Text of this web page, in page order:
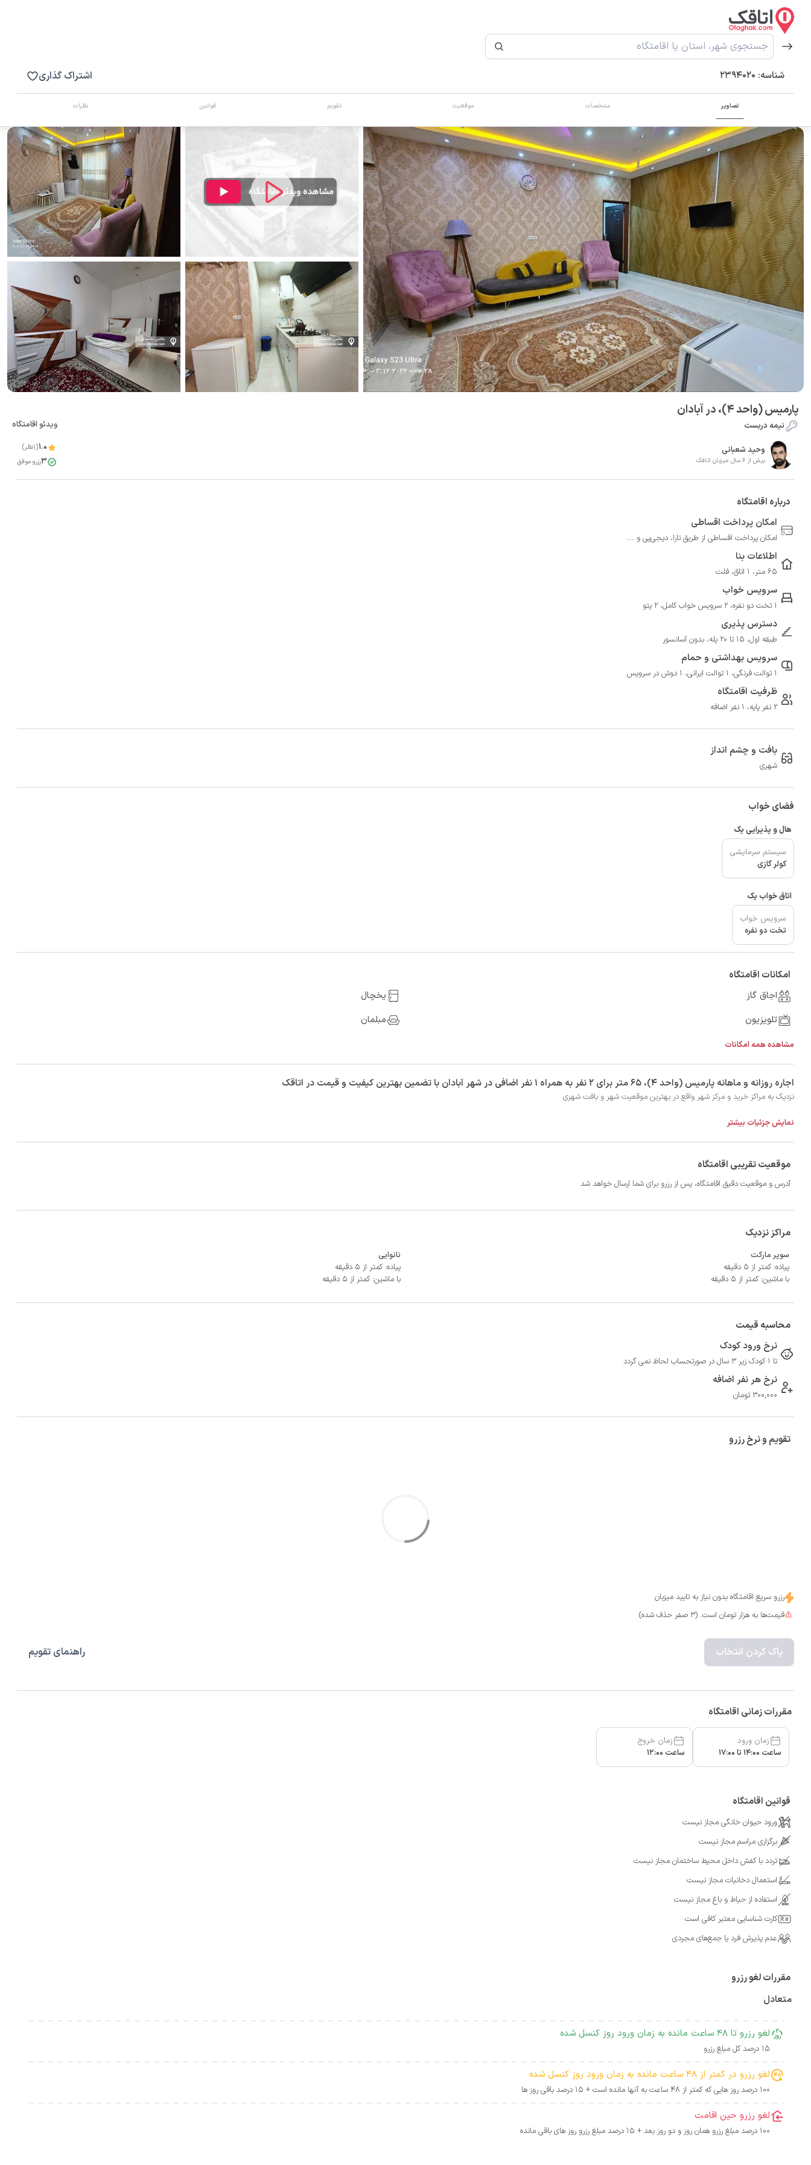
شناسه: 2394020
تصاویر مشخصات موقعیت تقویم قوانین نظرات
اشتراک گذاری
)
پارمیس (واحد 4)، در آبادان
نیمه دربست ویدئو اقامتگاه
وحید شعبانی
بیش از 6 سال میزبان اتاقک
1.0(1نظر)
3رزرو موفق
درباره اقامتگاه
امکان پرداخت اقساطی
امکان پرداخت اقساطی از طریق تارا، دیجی‌پی و ...
اطلاعات بنا
65 متر، 1 اتاق، فلت
سرویس خواب
1 تخت دو نفره، 2 سرویس خواب کامل، 2 پتو
دسترس پذیری
طبقه اول، 15 تا 20 پله، بدون آسانسور
سرویس بهداشتی و حمام
1 توالت فرنگی، 1 توالت ایرانی، 1 دوش در سرویس
ظرفیت اقامتگاه
2 نفر پایه، 1 نفر اضافه
بافت و چشم انداز
شهری
فضای خواب
هال و پذیرایی یک
سیستم سرمایشی
کولر گازی
اتاق خواب یک
سرویس خواب
تخت دو نفره
امکانات اقامتگاه
اجاق گاز
یخچال
تلویزیون
مبلمان
مشاهده همه امکانات
‫‫اجاره روزانه و ماهانه پارمیس (واحد 4)، 65 متر برای 2 نفر به همراه 1 نفر اضافی در شهر آبادان با تضمین بهترین کیفیت و قیمت در اتاقک
نمایش جزئیات بیشتر
موقعیت تقریبی اقامتگاه
آدرس و موقعیت دقیق اقامتگاه، پس از رزرو برای شما ارسال خواهد شد
مراکز نزدیک
سوپر مارکت
پیاده: کمتر از 5 دقیقه
با ماشین: کمتر از 5 دقیقه
نانوایی
پیاده: کمتر از 5 دقیقه
با ماشین: کمتر از 5 دقیقه
محاسبه قیمت
نرخ ورود کودک
تا 1 کودک زیر 3 سال در صورتحساب لحاظ نمی گردد
نرخ هر نفر اضافه
300,000 تومان
تقویم و نرخ رزرو
رزرو سریع اقامتگاه بدون نیاز به تایید میزبان
قیمت‌ها به هزار تومان است. (3 صفر حذف شده)
پاک کردن انتخاب راهنمای تقویم
مقررات زمانی اقامتگاه
زمان ورود
ساعت 14:00 تا 17:00
زمان خروج
ساعت 12:00
قوانین اقامتگاه
ورود حیوان خانگی مجاز نیست
برگزاری مراسم مجاز نیست
تردد با کفش داخل محیط ساختمان مجاز نیست
استعمال دخانیات مجاز نیست
استفاده از حیاط و باغ مجاز نیست
کارت شناسایی معتبر کافی است
عدم پذیرش فرد یا جمع‌های مجردی
مقررات لغو رزرو
متعادل
لغو رزرو تا 48 ساعت مانده به زمان ورود روز کنسل شده
15 درصد کل مبلغ رزرو
لغو رزرو در کمتر از 48 ساعت مانده به زمان ورود روز کنسل شده
100 درصد روز هایی که کمتر از 48 ساعت به آنها مانده است + 15 درصد باقی روز ها
لغو رزرو حین اقامت
100 درصد مبلغ رزرو همان روز و دو روز بعد + 15 درصد مبلغ رزرو روز های باقی مانده